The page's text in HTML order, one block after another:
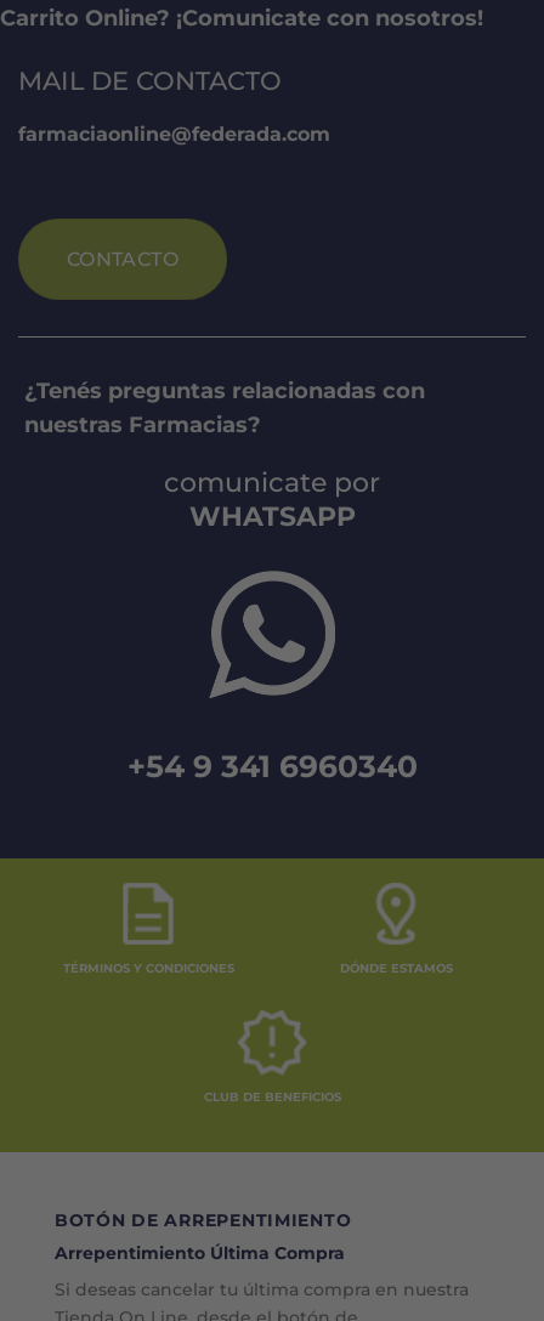
Carrito Online? ¡Comunicate con nosotros!
MAIL DE CONTACTO
farmaciaonline@federada.com
CONTACTO
¿Tenés preguntas relacionadas con
nuestras Farmacias?
comunicate por
WHATSAPP
+54 9 341 6960340
TÉRMINOS Y CONDICIONES DÓNDE ESTAMOS
CLUB DE BENEFICIOS
BOTÓN DE ARREPENTIMIENTO
Arrepentimiento Última Compra
Si deseas cancelar tu última compra en nuestra